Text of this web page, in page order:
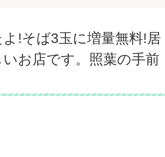
!そば3玉に増量無料!居
お店です。照葉の手前